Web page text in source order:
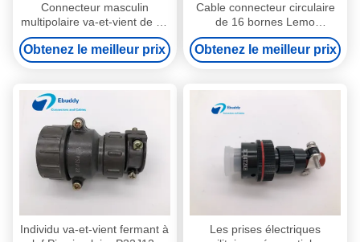
Connecteur masculin
multipolaire va-et-vient de 14
bornes de Lemo de cable
connecteur circulaire de 14
bornes
Obtenez le meilleur prix
Cable connecteur circulaire
de 16 bornes Lemo
FGG.1B.316 pour le câble
rouge d'Evf
Obtenez le meilleur prix
Individu va-et-vient fermant à
Les prises électriques